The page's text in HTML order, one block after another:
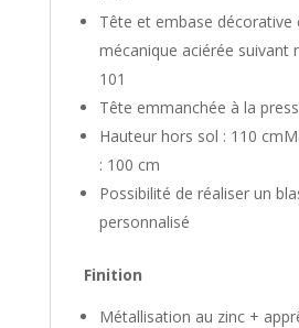
Tête et embase décorative
mécanique aciérée suivant
101
Tête emmanchée à la
Hauteur hors sol : 110
: 100 cm
Possibilité de réaliser un
personnalisé
Finition
Métallisation au zinc +